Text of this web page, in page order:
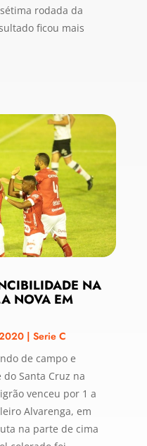
rodada da
ficou mais
NA
NOVA EM
| Serie C
de campo e
Santa Cruz na
venceu por 1 a
Alvarenga, em
na parte de cima